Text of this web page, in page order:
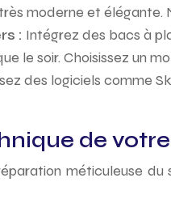
moderne et
: Intégrez des bacs à
le soir. Choisissez un
des logiciels comme
de
méticuleuse